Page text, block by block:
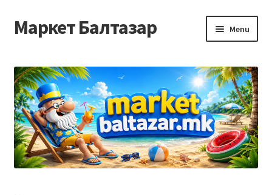
Skip
to
Skip
to
Маркет Балтазар Menu
Checkout
Homepage
Privacy Policy